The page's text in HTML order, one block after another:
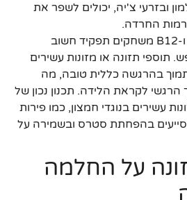
ובזרעי צ'יה, יכולים לשפר את
החרדה.
בנוסף, ויטמינים כמו B6 ו-B12 משחקים תפקיד חשוב
תוספי תזונה או מזונות עשירים
לתמוך בהרגשה כללית טובה, מה
לקראת הלידה. תכנון נכון של
עשירים בנוגדי חמצון, כמו פירות
בהפחתת סטרס ובשמירה על
על החלמה